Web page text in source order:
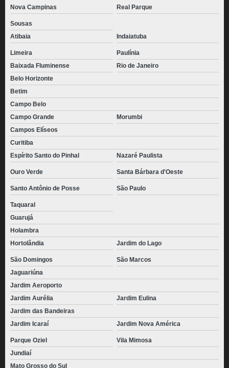
Nova Campinas Real Parque
Sousas
Atibaia
Indaiatuba
Limeira
Paulínia
Baixada Fluminense
Rio de Janeiro
Belo Horizonte
Betim
Campo Belo
Campo Grande
Morumbi
Campos Elíseos
Curitiba
Espírito Santo do Pinhal
Nazaré Paulista
Ouro Verde Santa Bárbara d'Oeste
Santo Antônio de Posse São Paulo
Taquaral
Guarujá
Holambra
Hortolândia
Jardim do Lago
São Domingos
São Marcos
Jaguariúna
Jardim Aeroporto
Jardim Aurélia
Jardim Eulina
Jardim das Bandeiras
Jardim Icaraí
Jardim Nova América
Parque Oziel
Vila Mimosa
Jundiaí
Mato Grosso do Sul